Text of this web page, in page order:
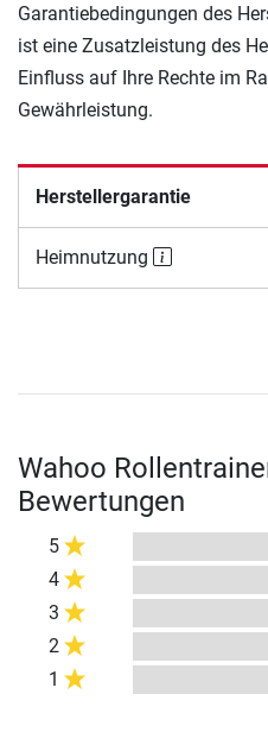
Garantiebedingungen des
ist eine Zusatzleistung des
Einfluss auf Ihre Rechte im
Gewährleistung.
Herstellergarantie
Heimnutzung
Wahoo
Bewertungen
5
4
3
2
1